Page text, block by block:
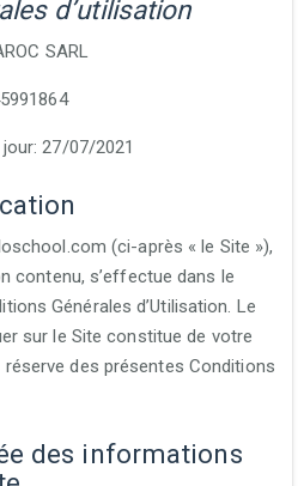
d’utilisation
SARL
27/07/2021
(ci-après « le Site »),
contenu, s’effectue dans le
Générales d’Utilisation. Le
sur le Site constitue de votre
des présentes Conditions
des informations